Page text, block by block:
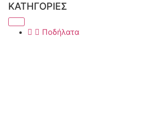
ΚΑΤΗΓΟΡΙΕΣ
Ποδήλατα